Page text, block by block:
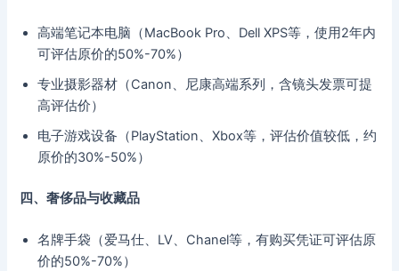
高端笔记本电脑（MacBook Pro、Dell XPS等，使用2年内
可评估原价的50%-70%）
专业摄影器材（Canon、尼康高端系列，含镜头发票可提
高评估价）
电子游戏设备（PlayStation、Xbox等，评估价值较低，约
原价的30%-50%）
四、奢侈品与收藏品
名牌手袋（爱马仕、LV、Chanel等，有购买凭证可评估原
价的50%-70%）